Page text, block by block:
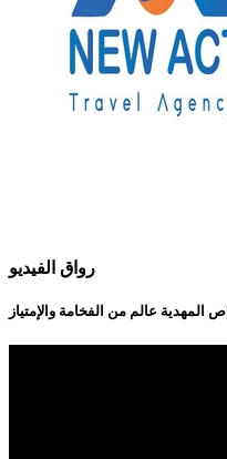
رواق الفيديو
المهدية عالم من الفخامة والإمتياز